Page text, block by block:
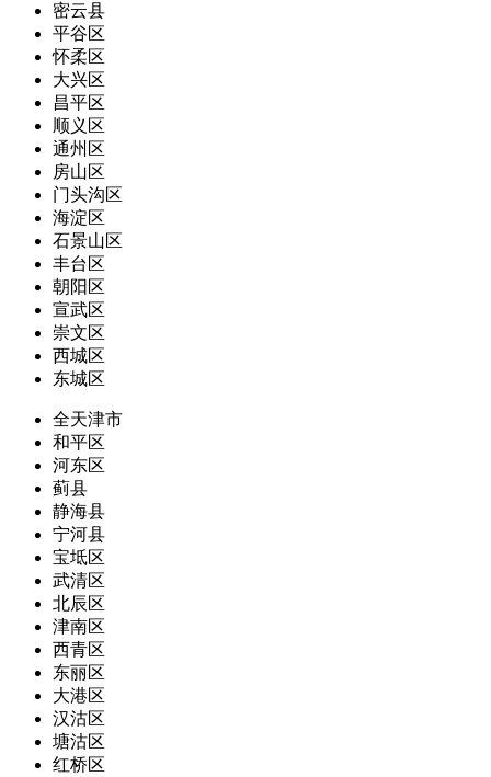
密云县
平谷区
怀柔区
大兴区
昌平区
顺义区
通州区
房山区
门头沟区
海淀区
石景山区
丰台区
朝阳区
宣武区
崇文区
西城区
东城区
全天津市
和平区
河东区
蓟县
静海县
宁河县
宝坻区
武清区
北辰区
津南区
西青区
东丽区
大港区
汉沽区
塘沽区
红桥区